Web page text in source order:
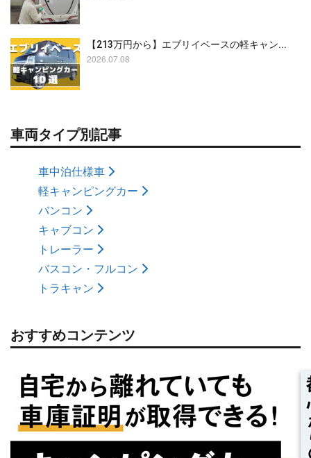
【213万円から】エブリイベースの軽キャン...
2026.07.08
車両タイプ別記事
車中泊仕様車
軽キャンピングカー
バンコン
キャブコン
トレーラー
バスコン・フルコン
トラキャン
おすすめコンテンツ